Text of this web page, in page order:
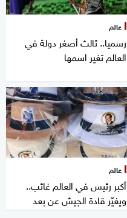
عالم
رسميا.. ثالث أصغر دولة في
العالم تغير اسمها
عالم
أكبر رئيس في العالم غائب..
ويغيّر قادة الجيش عن بعد